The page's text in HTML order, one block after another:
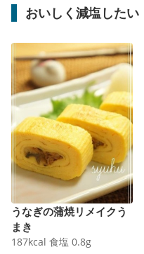
おいしく減塩したい
うなぎの蒲焼リメイクう
まき
187kcal 食塩 0.8g